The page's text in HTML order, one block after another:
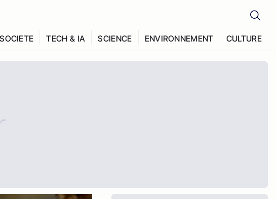
SOCIETE TECH & IA SCIENCE ENVIRONNEMENT CULTURE